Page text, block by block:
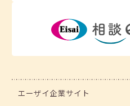
エーザイ企業サイト